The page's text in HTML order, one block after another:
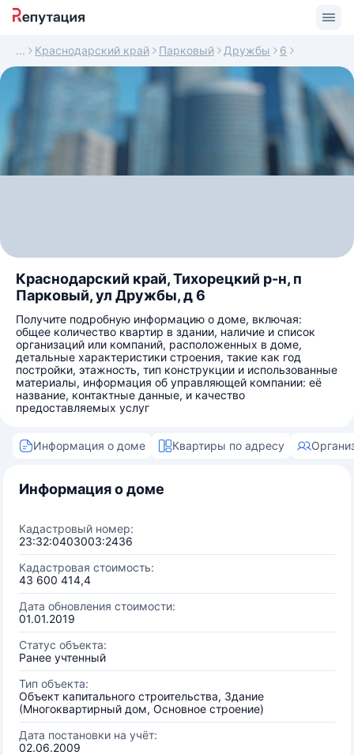
Краснодарский край Парковый Дружбы 6
Краснодарский край, Тихорецкий р-н, п
Парковый, ул Дружбы, д 6
Получите подробную информацию о доме, включая:
общее количество квартир в здании, наличие и список
организаций или компаний, расположенных в доме,
детальные характеристики строения, такие как год
постройки, этажность, тип конструкции и использованные
материалы, информация об управляющей компании: её
название, контактные данные, и качество
предоставляемых услуг
Информация о доме Квартиры по адресу
Информация о доме
Кадастровый номер:
23:32:0403003:2436
Кадастровая стоимость:
43 600 414,4
Дата обновления стоимости:
01.01.2019
Статус объекта:
Ранее учтенный
Тип объекта:
Объект капитального строительства, Здание
(Многоквартирный дом, Основное строение)
Дата постановки на учёт:
02.06.2009